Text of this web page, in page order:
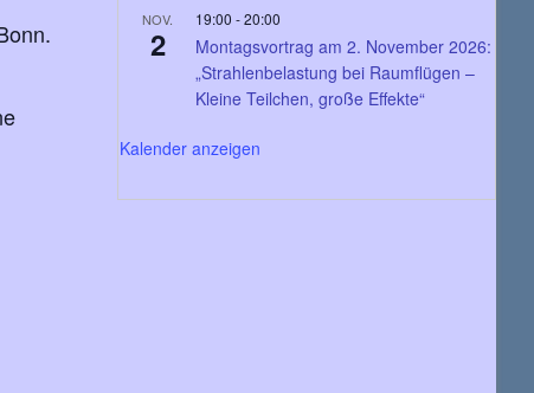
NOV.
2
19:00 -20:00
Montagsvortrag am 2. November 2026:
„Strahlenbelastung bei Raumflügen –
Kleine Teilchen, große Effekte“
Kalender anzeigen